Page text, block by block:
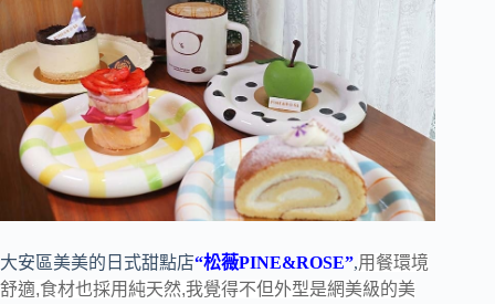
大安區美美的日式甜點店“松薇PINE&ROSE”,用餐環境
舒適,食材也採用純天然,我覺得不但外型是網美級的美